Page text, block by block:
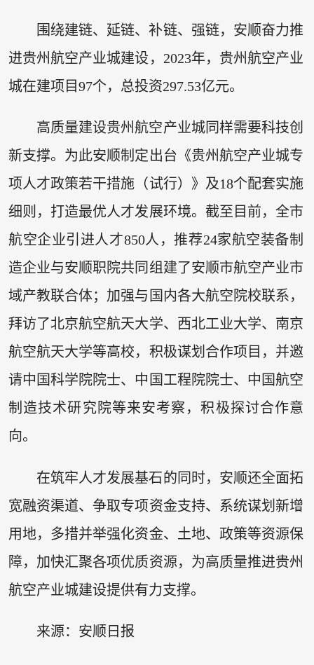
围绕建链、延链、补链、强链，安顺奋力推
进贵州航空产业城建设，2023年，贵州航空产业
城在建项目97个，总投资297.53亿元。
高质量建设贵州航空产业城同样需要科技创
新支撑。为此安顺制定出台《贵州航空产业城专
项人才政策若干措施（试行）》及18个配套实施
细则，打造最优人才发展环境。截至目前，全市
航空企业引进人才850人，推荐24家航空装备制
造企业与安顺职院共同组建了安顺市航空产业市
域产教联合体；加强与国内各大航空院校联系，
拜访了北京航空航天大学、西北工业大学、南京
航空航天大学等高校，积极谋划合作项目，并邀
请中国科学院院士、中国工程院院士、中国航空
制造技术研究院等来安考察，积极探讨合作意
向。
在筑牢人才发展基石的同时，安顺还全面拓
宽融资渠道、争取专项资金支持、系统谋划新增
用地，多措并举强化资金、土地、政策等资源保
障，加快汇聚各项优质资源，为高质量推进贵州
航空产业城建设提供有力支撑。
来源：安顺日报